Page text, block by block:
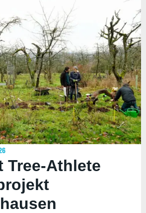
Tree-Athlete